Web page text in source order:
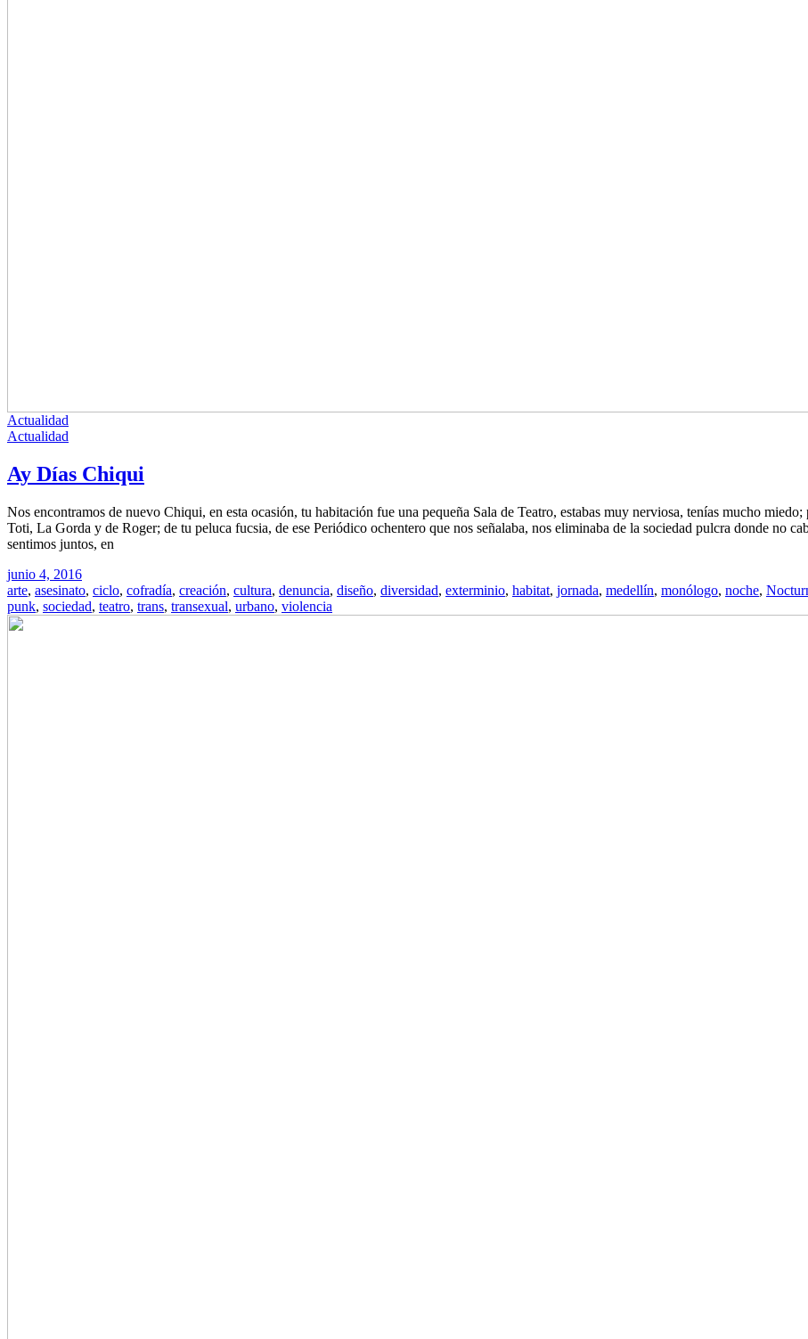
Actualidad
Actualidad
Ay Días Chiqui
Nos encontramos de nuevo Chiqui, en esta ocasión, tu habitación fue una pequeña Sala de Teatro, estabas muy nerviosa, tenías mucho
Toti, La Gorda y de Roger; de tu peluca fucsia, de ese Periódico ochentero que nos señalaba, nos eliminaba de la sociedad pulcra donde no
sentimos juntos, en
junio 4, 2016
arte, asesinato, ciclo, cofradía, creación, cultura, denuncia, diseño, diversidad, exterminio, habitat, jornada, medellín, monólogo, noche,
punk, sociedad, teatro, trans, transexual, urbano, violencia